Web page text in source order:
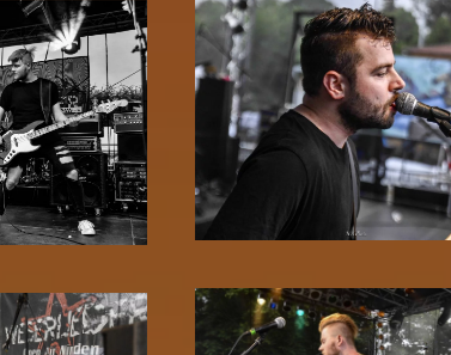
Zoom!